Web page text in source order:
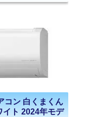
コン 白くまくん
イト 2024年モデ